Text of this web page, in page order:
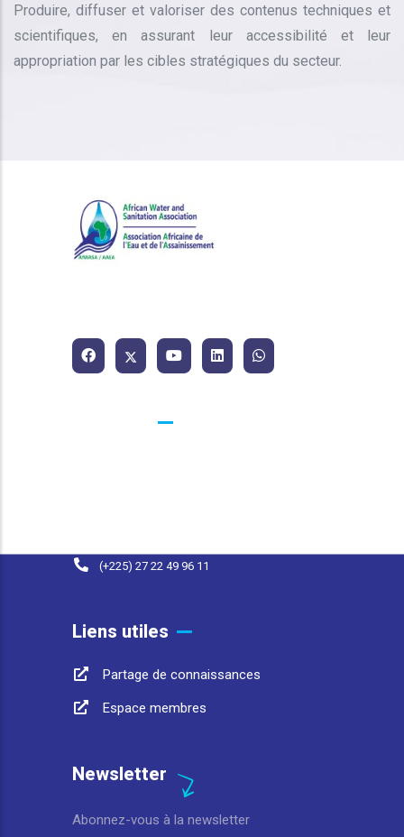
Produire, diffuser et valoriser des contenus techniques et
scientifiques, en assurant leur accessibilité et leur
appropriation par les cibles stratégiques du secteur.
(+225) 27 22 49 96 11
Liens utiles
Partage de connaissances
Espace membres
Newsletter
Abonnez-vous à la newsletter